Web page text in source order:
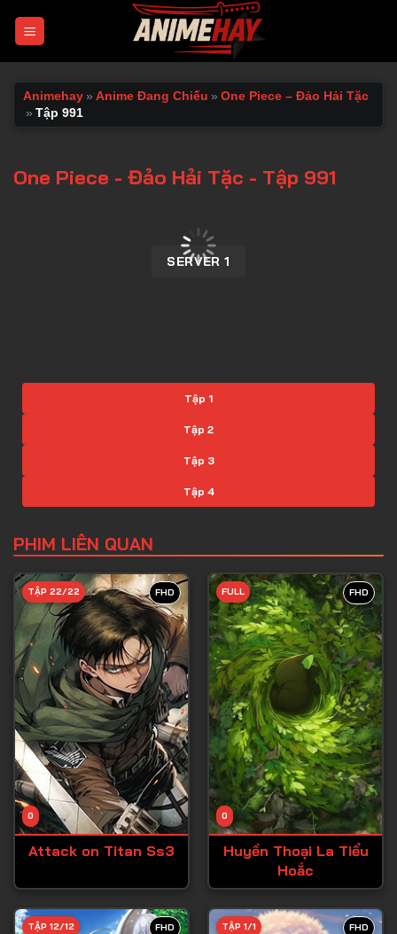
Animehay » Anime Đang Chiếu » One Piece – Đảo Hải Tặc
» Tập 991
One Piece - Đảo Hải Tặc - Tập 991
SERVER 1
Tập 1
Tập 2
Tập 3
Tập 4
Tập 6
Tập 7
Tập 8
Tập 9
Tập 10
Tập 11
Tập 12
Tập 13
Tập 14
Tập 15
Tập 17
Tập 18
PHIM LIÊN QUAN
FHD
0
TẬP 22/22
Attack on Titan Ss3
FHD
0
FULL
Huyền Thoại La Tiểu
Hoắc
FHD
TẬP 12/12 FHD
TẬP 1/1